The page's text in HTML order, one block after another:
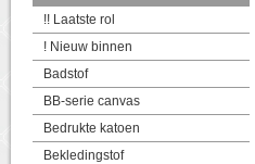
!! Laatste rol
! Nieuw binnen
Badstof
BB-serie canvas
Bedrukte katoen
Bekledingstof